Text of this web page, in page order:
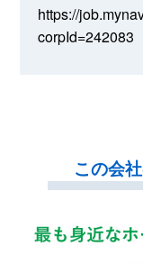
https://
corpId=242083
この会